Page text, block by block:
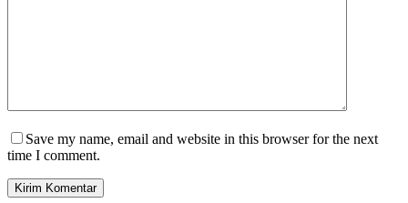
Save my name, email and website in this browser for the next
time I comment.
Kirim Komentar